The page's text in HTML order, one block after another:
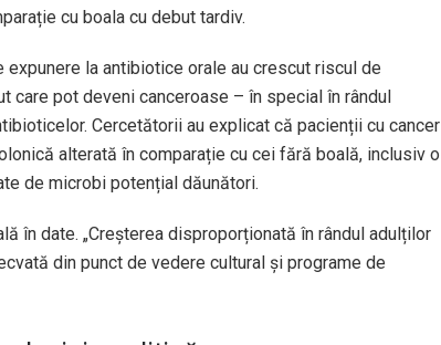
cu boala cu debut tardiv.
la antibiotice orale au crescut riscul de
care pot deveni canceroase – în special în rândul
Cercetătorii au explicat că pacienții cu cancer
alterată în comparație cu cei fără boală, inclusiv o
de microbi potențial dăunători.
în date. „Creșterea disproporționată în rândul adulților
din punct de vedere cultural și programe de